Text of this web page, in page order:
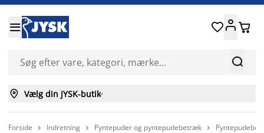


 
 Vælg din JYSK-butik
Forside  Indretning  Pyntepuder og pyntepudebetræk 